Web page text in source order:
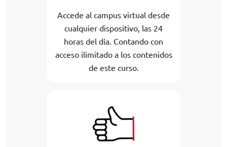
Accede al campus virtual desde
cualquier dispositivo, las 24
horas del día. Contando con
acceso ilimitado a los contenidos
de este curso.